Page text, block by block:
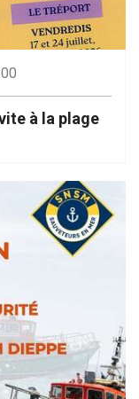
à la plage